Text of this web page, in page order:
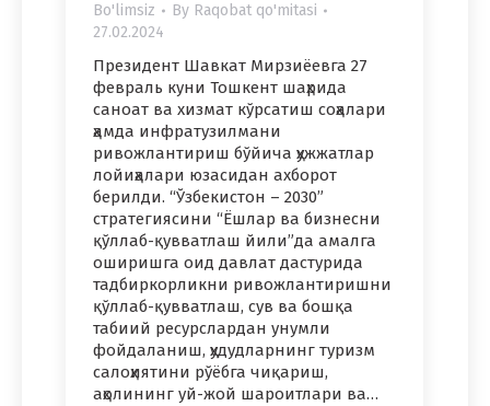
Bo'limsiz By Raqobat qo'mitasi
27.02.2024
Президент Шавкат Мирзиёевга 27
февраль куни Тошкент шаҳрида
саноат ва хизмат кўрсатиш соҳалари
ҳамда инфратузилмани
ривожлантириш бўйича ҳужжатлар
лойиҳалари юзасидан ахборот
берилди. “Ўзбекистон – 2030”
стратегиясини “Ёшлар ва бизнесни
қўллаб-қувватлаш йили”да амалга
оширишга оид давлат дастурида
тадбиркорликни ривожлантиришни
қўллаб-қувватлаш, сув ва бошқа
табиий ресурслардан унумли
фойдаланиш, ҳудудларнинг туризм
салоҳиятини рўёбга чиқариш,
аҳолининг уй-жой шароитлари ва…